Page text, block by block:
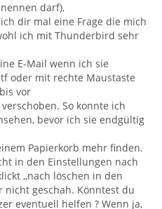
darf),
dir mal eine Frage die mich
ich mit Thunderbird sehr
E-Mail wenn ich sie
oder mit rechte Maustaste
vor
So konnte ich
bevor ich sie endgültig
Papierkorb mehr finden.
in den Einstellungen nach
,,nach löschen in den
nicht geschah. Könntest du
eventuell helfen ? Wenn ja,